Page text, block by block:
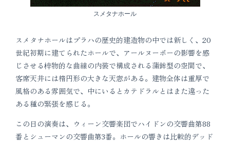
スメタナホール
スメタナホールはプラハの歴史的建造物の中では新しく、20
世紀初期に建てられたホールで、アールヌーボーの影響を感
じさせる椊物的な曲線の内装で構成される蒲鉾型の空間で、
客席天井には楕円形の大きな天窓がある。建物全体は重厚で
風格のある雰囲気で、中にいるとカテドラルとはまた違った
ある種の緊張を感じる。
この日の演奏は、ウィーン交響楽団でハイドンの交響曲第88
番とシューマンの交響曲第3番。ホールの響きは比較的デッド